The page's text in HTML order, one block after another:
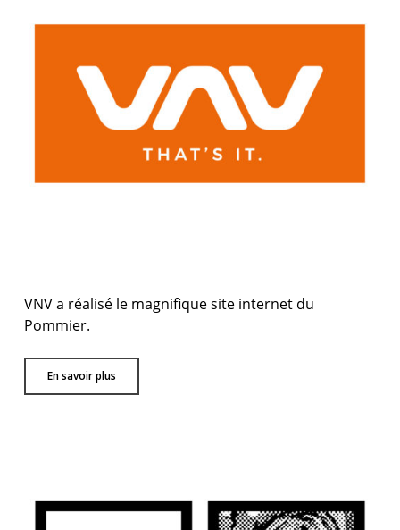
VNV a réalisé le magnifique site internet du
Pommier.
En savoir plus